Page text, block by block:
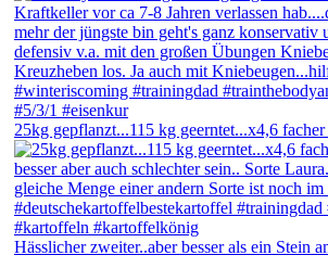
25kg gepflanzt...115 kg geerntet...x4,6
Hässlicher zweiter..aber besser als ein Stein